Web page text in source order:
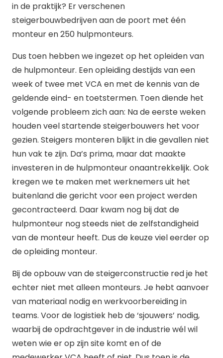
in de praktijk? Er verschenen
steigerbouwbedrijven aan de poort met één
monteur en 250 hulpmonteurs.
Dus toen hebben we ingezet op het opleiden van
de hulpmonteur. Een opleiding destijds van een
week of twee met VCA en met de kennis van de
geldende eind- en toetstermen. Toen diende het
volgende probleem zich aan: Na de eerste weken
houden veel startende steigerbouwers het voor
gezien. Steigers monteren blijkt in die gevallen niet
hun vak te zijn. Da’s prima, maar dat maakte
investeren in de hulpmonteur onaantrekkelijk. Ook
kregen we te maken met werknemers uit het
buitenland die gericht voor een project werden
gecontracteerd. Daar kwam nog bij dat de
hulpmonteur nog steeds niet de zelfstandigheid
van de monteur heeft. Dus de keuze viel eerder op
de opleiding monteur.
Bij de opbouw van de steigerconstructie red je het
echter niet met alleen monteurs. Je hebt aanvoer
van materiaal nodig en werkvoorbereiding in
teams. Voor de logistiek heb de ‘sjouwers’ nodig,
waarbij de opdrachtgever in de industrie wél wil
weten wie er op zijn site komt en of de